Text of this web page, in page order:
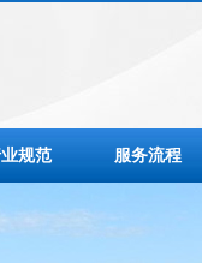
规范 服务流程